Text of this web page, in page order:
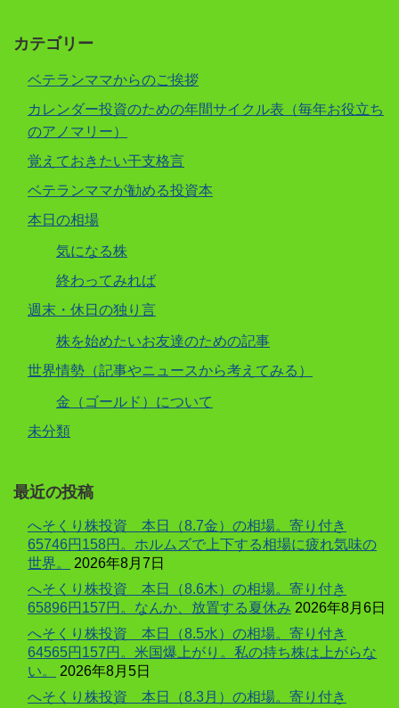
カテゴリー
ベテランママからのご挨拶
カレンダー投資のための年間サイクル表（毎年お役立ち
のアノマリー）
覚えておきたい干支格言
ベテランママが勧める投資本
本日の相場
気になる株
終わってみれば
週末・休日の独り言
株を始めたいお友達のための記事
世界情勢（記事やニュースから考えてみる）
金（ゴールド）について
未分類
最近の投稿
へそくり株投資 本日（8.7金）の相場。寄り付き
65746円158円。ホルムズで上下する相場に疲れ気味の
世界。
2026年8月7日
へそくり株投資 本日（8.6木）の相場。寄り付き
65896円157円。なんか、放置する夏休み 2026年8月6日
へそくり株投資 本日（8.5水）の相場。寄り付き
64565円157円。米国爆上がり。私の持ち株は上がらな
い。
2026年8月5日
へそくり株投資 本日（8.3月）の相場。寄り付き